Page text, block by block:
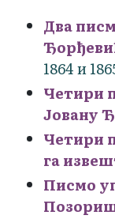
Два
1864 и
Четири
Јовану
Четири
га
Писмо